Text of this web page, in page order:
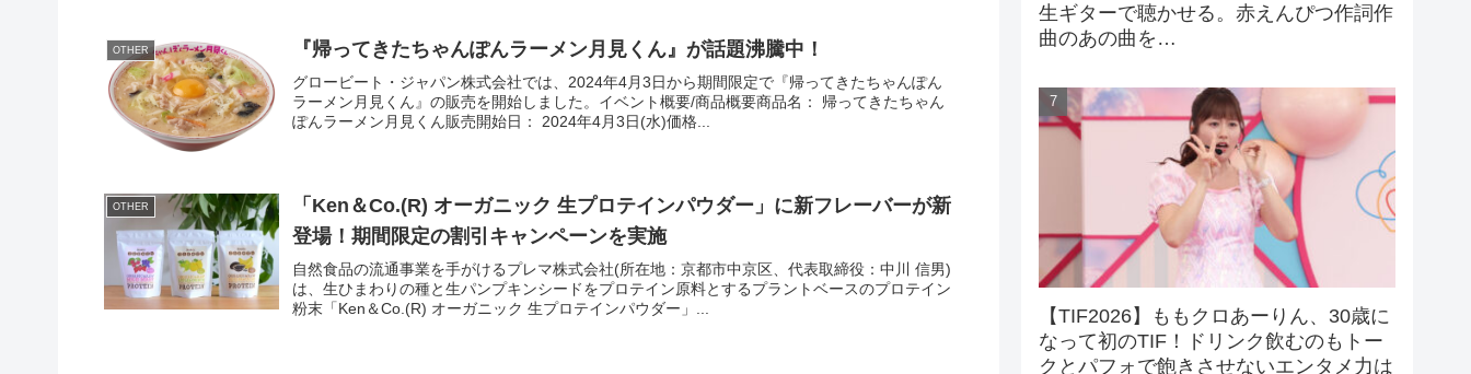
OTHER 『帰ってきたちゃんぽんラーメン月見くん』が話題沸騰中！
グロービート・ジャパン株式会社では、2024年4月3日から期間限定で『帰ってきたちゃんぽん
ラーメン月見くん』の販売を開始しました。イベント概要/商品概要商品名： 帰ってきたちゃん
ぽんラーメン月見くん販売開始日： 2024年4月3日(水)価格...
OTHER
「Ken＆Co.(R) オーガニック 生プロテインパウダー」に新フレーバーが新
登場！期間限定の割引キャンペーンを実施
自然食品の流通事業を手がけるプレマ株式会社(所在地：京都市中京区、代表取締役：中川 信男)
は、生ひまわりの種と生パンプキンシードをプロテイン原料とするプラントベースのプロテイン
粉末「Ken＆Co.(R) オーガニック 生プロテインパウダー」...
生ギターで聴かせる。赤えんぴつ作詞作
曲のあの曲を…
【TIF2026】ももクロあーりん、30歳に
なって初のTIF！ドリンク飲むのもトー
クとパフォで飽きさせないエンタメ力は